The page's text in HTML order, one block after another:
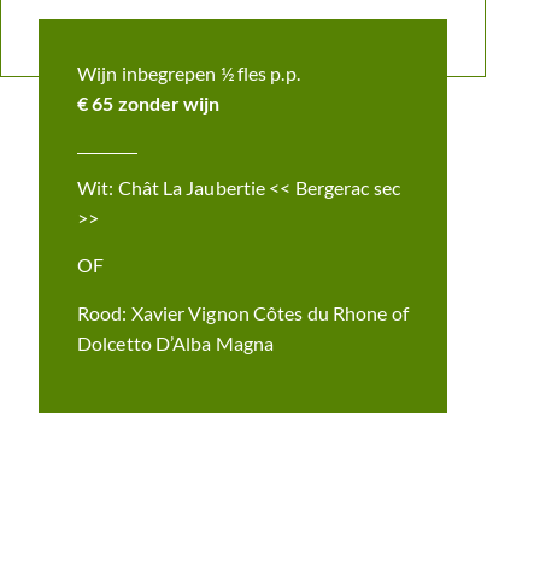
Wijn inbegrepen ½ fles p.p.
€ 65 zonder wijn
Wit: Chât La Jaubertie << Bergerac sec
>>
OF
Rood: Xavier Vignon Côtes du Rhone of
Dolcetto D’Alba Magna